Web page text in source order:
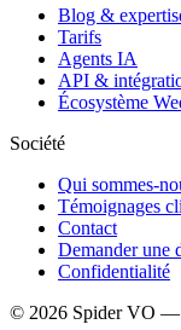
Blog &
Tarifs
Agents IA
API &
Écosystème
Société
Qui sommes-
Témoignages
Contact
Demander une
Confidentialité
© 2026 Spider VO —